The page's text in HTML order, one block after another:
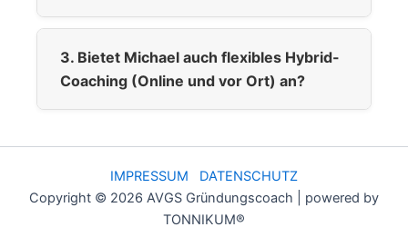
3. Bietet Michael auch flexibles Hybrid-
Coaching (Online und vor Ort) an?
IMPRESSUM
DATENSCHUTZ
Copyright © 2026 AVGS Gründungscoach | powered by
TONNIKUM®